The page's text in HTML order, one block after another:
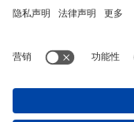
YouTube
版本说明
GENERAL TERMS OF